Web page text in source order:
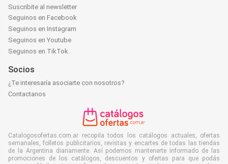
Suscribite al newsletter
Seguinos en Facebook
Seguinos en Instagram
Seguinos en Youtube
Seguinos en TikTok
Socios
¿Te interesaría asociarte con nosotros?
Contactanos
Catalogosofertas.com.ar recopila todos los catálogos actuales, ofertas
semanales, folletos publicitarios, revistas y encartes de todas las tiendas
de la Argentina diariamente. Así podemos mantenerte informado de las
promociones de los catálogos, descuentos y ofertas para que podás